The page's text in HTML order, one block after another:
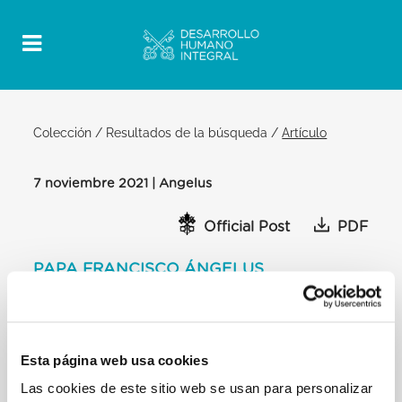
Esta página web usa cookies
Las cookies de este sitio web se usan para personalizar
Colección / Resultados de la búsqueda /Artículo
7 noviembre 2021 | Angelus
Official Post PDF
PAPA FRANCISCO ÁNGELUS
Sigo con preocupación las noticias que llegan
desde la región del Cuerno de